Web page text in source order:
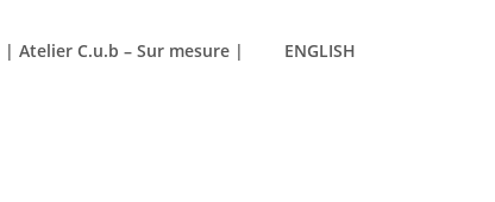
| Atelier C.u.b – Sur mesure | ENGLISH